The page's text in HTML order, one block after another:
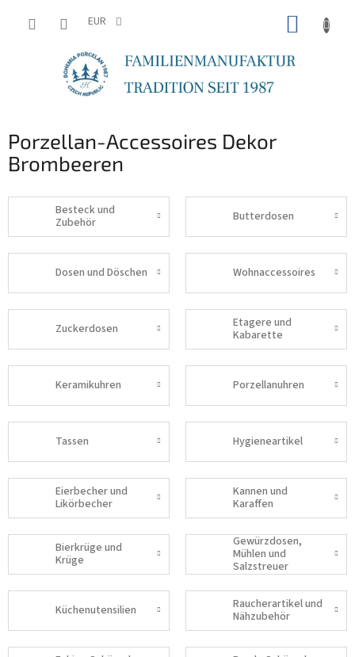
EUR
Porzellan-Accessoires Dekor
Brombeeren
Besteck und
Zubehör
Butterdosen
Dosen und Döschen Wohnaccessoires
Zuckerdosen
Etagere und
Kabarette
Keramikuhren Porzellanuhren
Tassen Hygieneartikel
Eierbecher und
Likörbecher
Kannen und
Karaffen
Bierkrüge und
Krüge
Gewürzdosen,
Mühlen und
Salzstreuer
Küchenutensilien
Raucherartikel und
Nähzubehör